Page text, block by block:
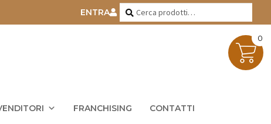
ENTRA Cerca:
Cerca
FRANCHISING CONTATTI
0